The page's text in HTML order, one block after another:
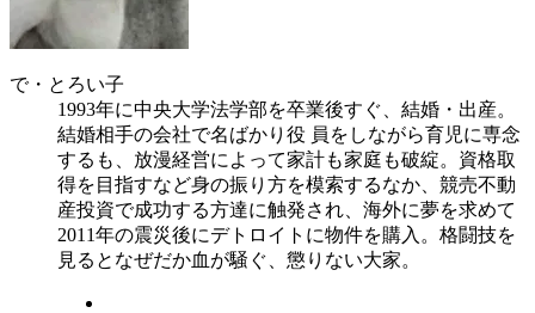
で・とろい子
1993年に中央大学法学部を卒業後すぐ、結婚・出産。
結婚相手の会社で名ばかり役 員をしながら育児に専念
するも、放漫経営によって家計も家庭も破綻。資格取
得を目指すなど身の振り方を模索するなか、競売不動
産投資で成功する方達に触発され、海外に夢を求めて
2011年の震災後にデトロイトに物件を購入。格闘技を
見るとなぜだか血が騒ぐ、懲りない大家。